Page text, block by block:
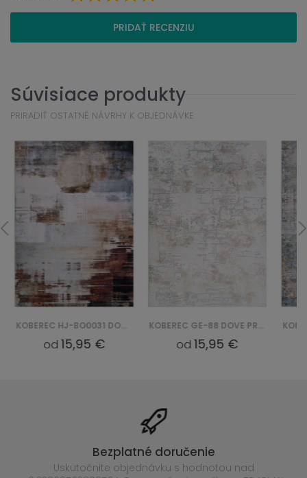
PRIDAŤ RECENZIU
Súvisiace produkty
PRIRADIŤ OSTATNÉ NÁVRHY K OBJEDNÁVKE
KOBEREC HJ-BO0031 DOVE PRINT
od15,95 €
KOBEREC GE-88 DOVE PRINT
od15,95 €
Bezplatné doručenie
Uskutočnite objednávku s hodnotou nad